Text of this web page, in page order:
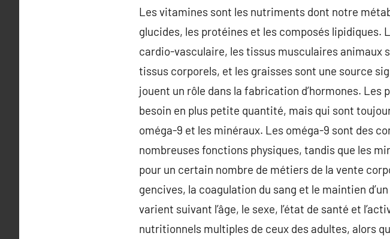
Les vitamines sont les nutriments dont notre
glucides, les protéines et les composés lipidiques.
cardio-vasculaire, les tissus musculaires animaux
tissus corporels, et les graisses sont une source
jouent un rôle dans la fabrication d’hormones.
besoin en plus petite quantité, mais qui sont
oméga-9 et les minéraux. Les oméga-9 sont des
nombreuses fonctions physiques, tandis que les
pour un certain nombre de métiers de la vente
gencives, la coagulation du sang et le maintien
varient suivant l’âge, le sexe, l’état de santé et
nutritionnels multiples de ceux des adultes, alors